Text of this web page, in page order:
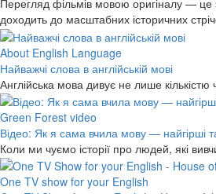
Перегляд фільмів мовою оригіналу — це
доходить до масштабних історичних
About English Language
Найважчі слова в англійській мові
Англійська мова дивує не лише
Green Forest video
Відео: Як я сама вчила мову — найгірші
Коли ми чуємо історії про людей, які
One TV show for your English